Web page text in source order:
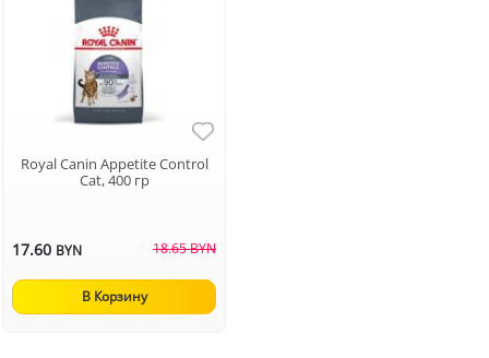
Royal Canin Appetite Control
Cat, 400 гр
17.60 BYN 18.65 BYN
В Корзину